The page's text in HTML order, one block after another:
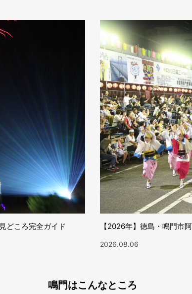
どころ完全ガイド 【2026年】徳島・鳴門市
2026.08.06
鳴門はこんなところ